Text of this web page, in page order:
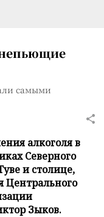
самыми
алкоголя в
Северного
и столице,
Центрального
Зыков.